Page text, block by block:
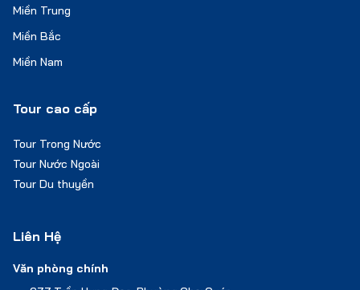
Miền Trung
Miền Bắc
Miền Nam
Tour cao cấp
Tour Trong Nước
Tour Nước Ngoài
Tour Du thuyền
Liên Hệ
Văn phòng chính